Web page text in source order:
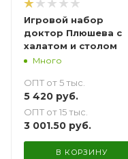
Игровой набор
доктор Плюшева с
халатом и столом
Много
ОПТ от 5 тыс.
5 420 руб.
ОПТ от 15 тыс.
3 001.50 руб.
В КОРЗИНУ